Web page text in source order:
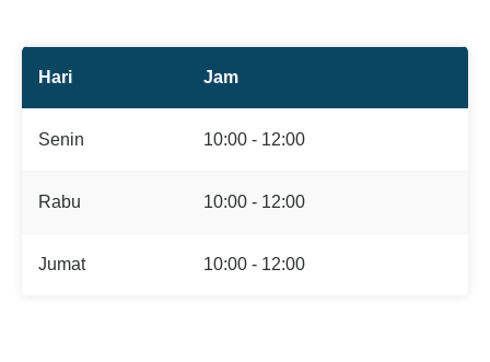
Hari Jam
Senin 10:00 - 12:00
Rabu 10:00 - 12:00
Jumat 10:00 - 12:00